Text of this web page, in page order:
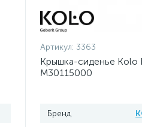
Артикул: 3363
Крышка-сиденье Kolo
M30115000
Бренд